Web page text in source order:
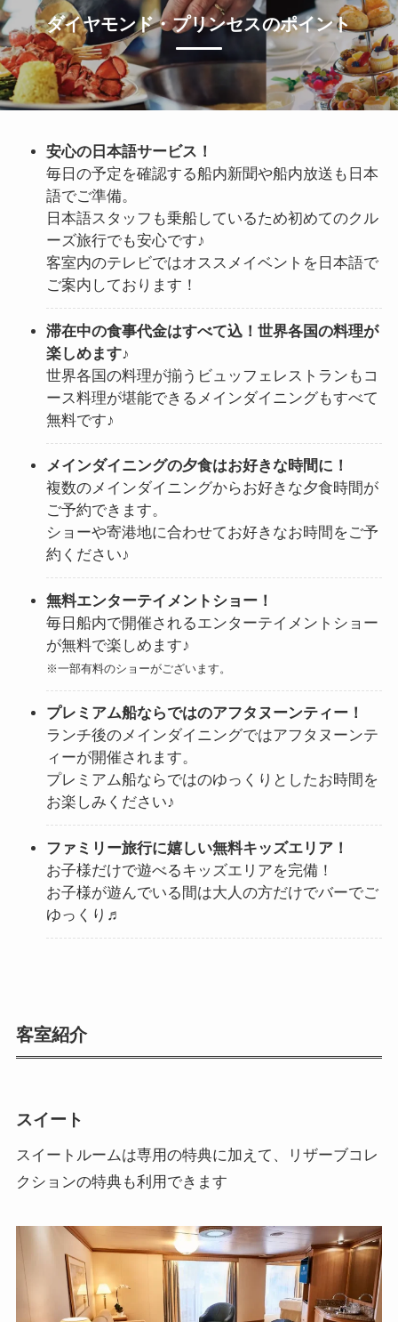
ダイヤモンド・プリンセスのポイント
安心の日本語サービス！
毎日の予定を確認する船内新聞や船内放送も日本
語でご準備。
日本語スタッフも乗船しているため初めてのクル
ーズ旅行でも安心です♪
客室内のテレビではオススメイベントを日本語で
ご案内しております！
滞在中の食事代金はすべて込！世界各国の料理が
楽しめます♪
世界各国の料理が揃うビュッフェレストランもコ
ース料理が堪能できるメインダイニングもすべて
無料です♪
メインダイニングの夕食はお好きな時間に！
複数のメインダイニングからお好きな夕食時間が
ご予約できます。
ショーや寄港地に合わせてお好きなお時間をご予
約ください♪
無料エンターテイメントショー！
毎日船内で開催されるエンターテイメントショー
が無料で楽しめます♪
※一部有料のショーがございます。
プレミアム船ならではのアフタヌーンティー！
ランチ後のメインダイニングではアフタヌーンテ
ィーが開催されます。
プレミアム船ならではのゆっくりとしたお時間を
お楽しみください♪
ファミリー旅行に嬉しい無料キッズエリア！
お子様だけで遊べるキッズエリアを完備！
お子様が遊んでいる間は大人の方だけでバーでご
ゆっくり♬
客室紹介
スイート
スイートルームは専用の特典に加えて、リザーブコレ
クションの特典も利用できます